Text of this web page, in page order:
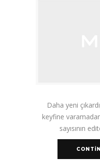
Daha yeni
keyfine
sayısının